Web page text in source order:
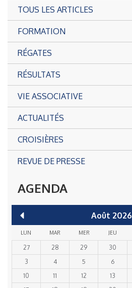
TOUS LES ARTICLES
FORMATION
RÉGATES
RÉSULTATS
VIE ASSOCIATIVE
ACTUALITÉS
CROISIÈRES
REVUE DE PRESSE
AGENDA
Août 2026
LUN MAR MER JEU
27 28 29 30
3
4 5 6
10
11 12 13